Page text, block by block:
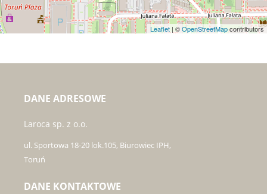
Leaflet | ©OpenStreetMapcontributors
DANE ADRESOWE
Laroca sp. z o.o.
ul. Sportowa 18-20 lok.105, Biurowiec IPH,
Toruń
DANE KONTAKTOWE